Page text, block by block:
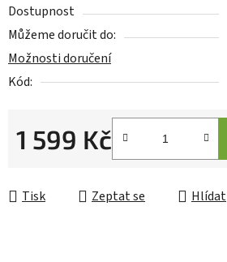
Dostupnost
Můžeme doručit do:
Možnosti doručení
Kód:
1 599 Kč
Tisk Zeptat se Hlídat